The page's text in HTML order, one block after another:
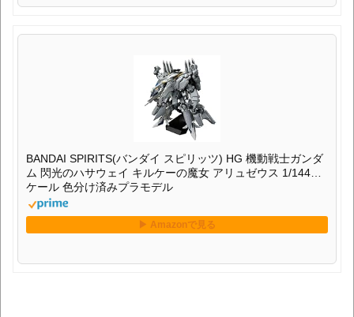
BANDAI SPIRITS(バンダイ スピリッツ) HG 機動戦士ガンダ
ム 閃光のハサウェイ キルケーの魔女 アリュゼウス 1/144ス
ケール 色分け済みプラモデル